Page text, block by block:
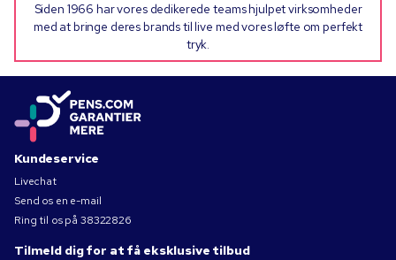
Siden 1966 har vores dedikerede teams hjulpet virksomheder
med at bringe deres brands til live med vores løfte om perfekt
tryk.
Kundeservice
Livechat
Send os en e-mail
Ring til os på 38322826
Tilmeld dig for at få eksklusive tilbud